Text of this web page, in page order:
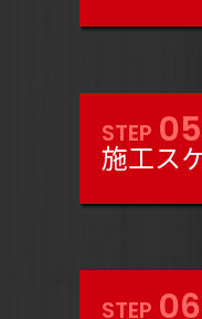
STEP 05
施工ス
STEP 06